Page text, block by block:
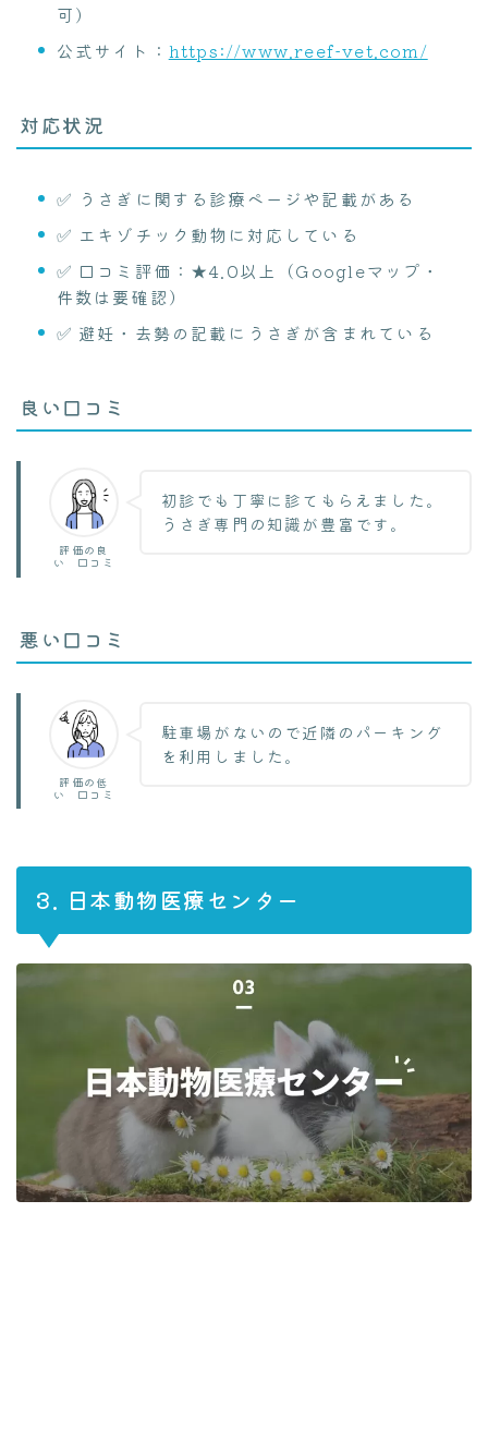
可）
公式サイト： https://www.reef-vet.com/
対応状況
✅ うさぎに関する診療ページや記載がある
✅ エキゾチック動物に対応している
✅ 口コミ評価：★4.0以上（Googleマップ・
件数は要確認）
✅ 避妊・去勢の記載にうさぎが含まれている
良い口コミ
評価の良
い 口コミ
初診でも丁寧に診てもらえました。
うさぎ専門の知識が豊富です。
悪い口コミ
評価の低
い 口コミ
駐車場がないので近隣のパーキング
を利用しました。
3. 日本動物医療センター